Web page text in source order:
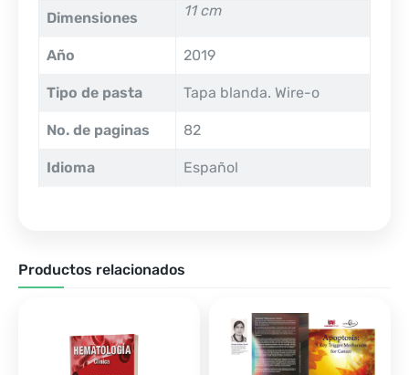
Dimensiones 11 cm
Año 2019
Tipo de pasta Tapa blanda. Wire-o
No. de paginas 82
Idioma Español
Productos relacionados